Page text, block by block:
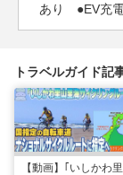
あり ●EV充
トラベルガイド記
【動画】｢いしかわ里